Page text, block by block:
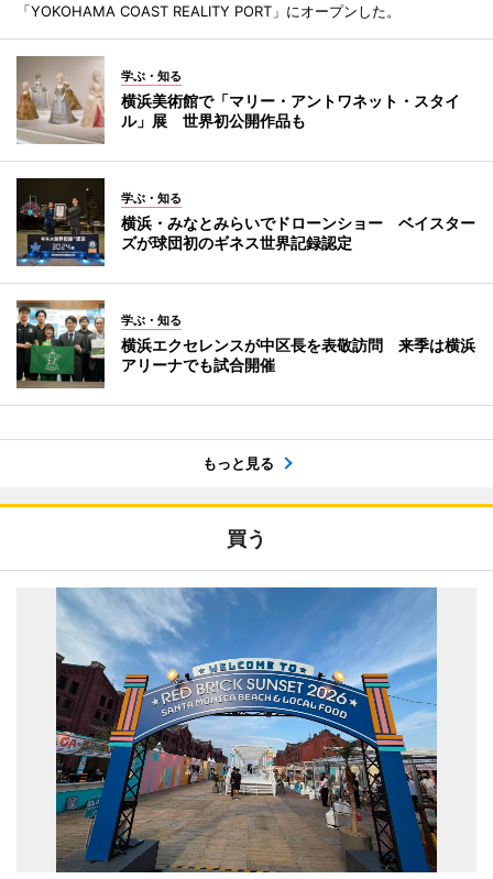
「YOKOHAMA COAST REALITY PORT」にオープンした。
学ぶ・知る
横浜美術館で「マリー・アントワネット・スタイ
ル」展 世界初公開作品も
学ぶ・知る
横浜・みなとみらいでドローンショー ベイスター
ズが球団初のギネス世界記録認定
学ぶ・知る
横浜エクセレンスが中区長を表敬訪問 来季は横浜
アリーナでも試合開催
もっと見る
買う